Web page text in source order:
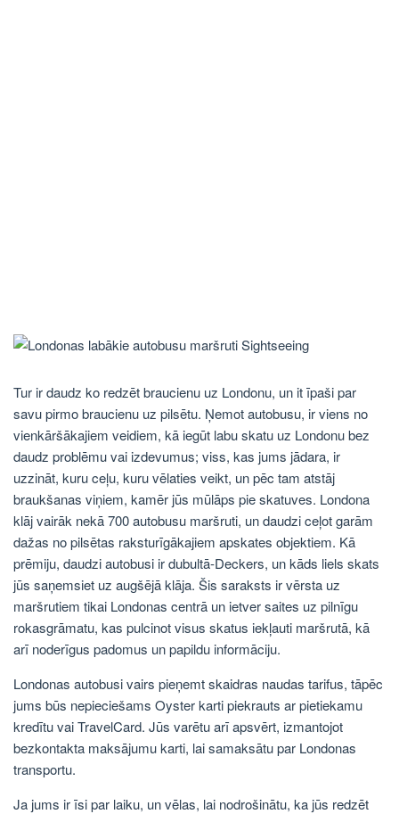
Tur ir daudz ko redzēt braucienu uz Londonu, un it īpaši par
savu pirmo braucienu uz pilsētu. Ņemot autobusu, ir viens no
vienkāršākajiem veidiem, kā iegūt labu skatu uz Londonu bez
daudz problēmu vai izdevumus; viss, kas jums jādara, ir
uzzināt, kuru ceļu, kuru vēlaties veikt, un pēc tam atstāj
braukšanas viņiem, kamēr jūs mūlāps pie skatuves. Londona
klāj vairāk nekā 700 autobusu maršruti, un daudzi ceļot garām
dažas no pilsētas raksturīgākajiem apskates objektiem. Kā
prēmiju, daudzi autobusi ir dubultā-Deckers, un kāds liels skats
jūs saņemsiet uz augšējā klāja. Šis saraksts ir vērsta uz
maršrutiem tikai Londonas centrā un ietver saites uz pilnīgu
rokasgrāmatu, kas pulcinot visus skatus iekļauti maršrutā, kā
arī noderīgus padomus un papildu informāciju.
Londonas autobusi vairs pieņemt skaidras naudas tarifus, tāpēc
jums būs nepieciešams Oyster karti piekrauts ar pietiekamu
kredītu vai TravelCard. Jūs varētu arī apsvērt, izmantojot
bezkontakta maksājumu karti, lai samaksātu par Londonas
transportu.
Ja jums ir īsi par laiku, un vēlas, lai nodrošinātu, ka jūs redzēt